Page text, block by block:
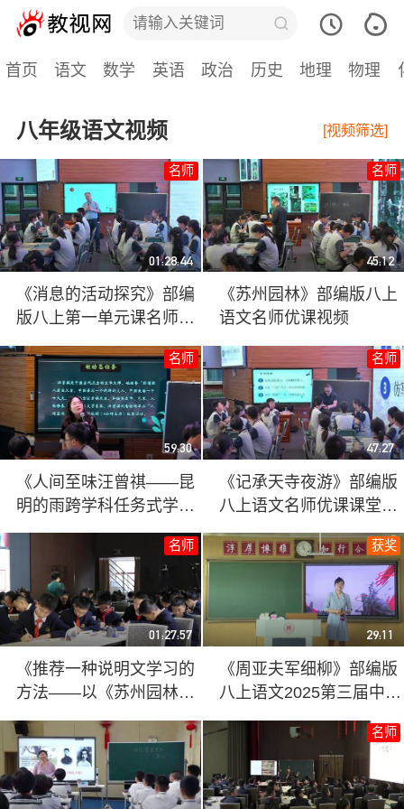
首页 语文 数学 英语 政治 历史 地理 物理
八年级语文视频 [视频筛选]
名师
01:28:44
《消息的活动探究》部编
版八上第一单元课名师堂
实录视频
名师
45:12
《苏州园林》部编版八上
语文名师优课视频
名师
59:30
《人间至味汪曾祺——昆
明的雨跨学科任务式学
习》部编版八上语文名师
优课展示课视频
名师
47:27
《记承天寺夜游》部编版
八上语文名师优课课堂实
录视频
名师
01:27:57
《推荐一种说明文学习的
方法——以《苏州园林》
2023第十七届名师优课观
摩研讨课视频
获奖
29:11
《周亚夫军细柳》部编版
八上语文2025第三届中小
奖视频
名师